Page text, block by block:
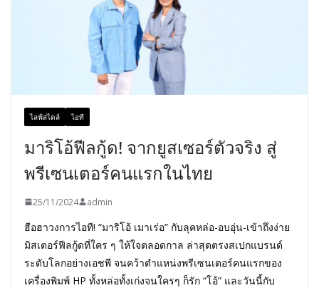
ไลฟ์สไตล์ ไอที
มาริโอ้ฟีลกู้ด! จากยูสเซอร์ตัวจริง สู่
พรีเซนเตอร์คนแรกในไทย
25/11/2024 admin
ฮือฮาวงการไอที! “มาริโอ้ เมาเร่อ” กับลุคหล่อ-อบอุ่น-เข้าถึงง่าย
มิสเตอร์ฟีลกู้ดที่ใคร ๆ ให้ใจตลอดกาล ล่าสุดตรงสเปกแบรนด์
ระดับโลกอย่างเอชพี จนคว้าตำแหน่งพรีเซนเตอร์คนแรกของ
เครื่องพิมพ์ HP ทั้งหล่อทั้งเก่งจนใครๆ ก็รัก “โอ้” และวันนี้กับ